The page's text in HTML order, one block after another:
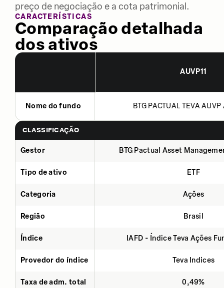
preço de negociação e a cota patrimonial.
CARACTERÍSTICAS
Comparação detalhada
dos ativos
AUVP11
Nome do fundo BTG PACTUAL TEVA
CLASSIFICAÇÃO
Gestor BTG Pactual Asset
Tipo de ativo ETF
Categoria Ações
Região Brasil
Índice IAFD - Índice Teva Ações
Provedor do índice Teva Indices
Taxa de adm. total 0,49%